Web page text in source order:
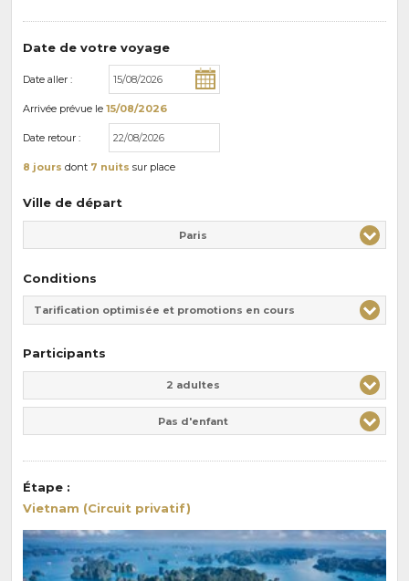
Date de votre voyage
Date aller :
Arrivée prévue le 15/08/2026
Date retour :
8 jours dont 7 nuits sur place
Ville de départ
Paris
Conditions
Tarification optimisée et promotions en cours
Participants
2 adultes
Pas d'enfant
Étape :
Vietnam (Circuit privatif)